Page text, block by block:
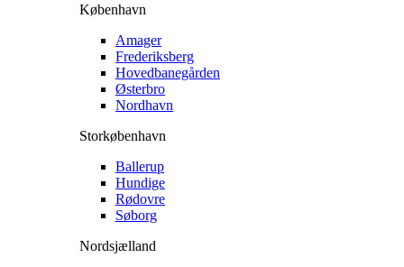
København
Amager
Frederiksberg
Hovedbanegården
Østerbro
Nordhavn
Storkøbenhavn
Ballerup
Hundige
Rødovre
Søborg
Nordsjælland